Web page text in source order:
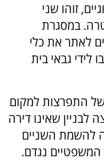
זוהו שני
במסגרת
לאתר את כלי
לידי גבאי בית
התפרצות למקום
לבניין שאינו דירה
להשמת השניים
נגדם.